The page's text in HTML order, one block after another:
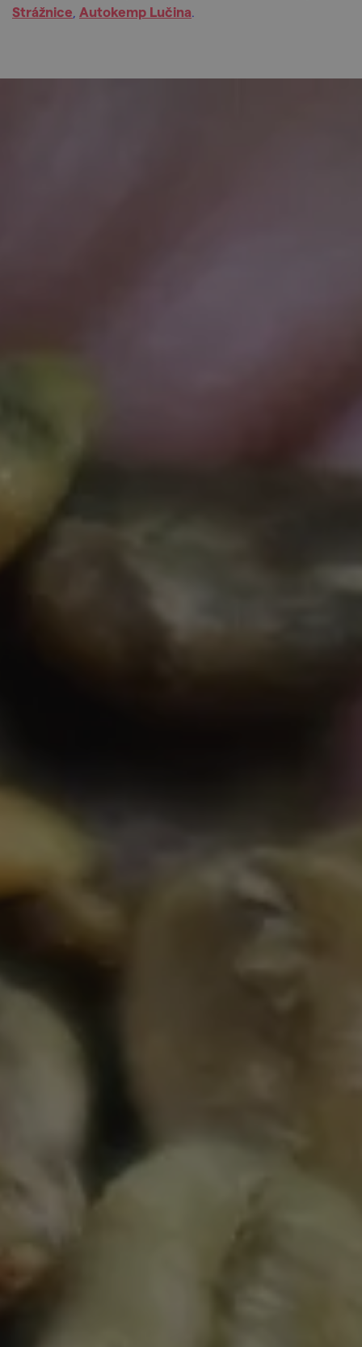
Strážnice Autokemp Lučina.